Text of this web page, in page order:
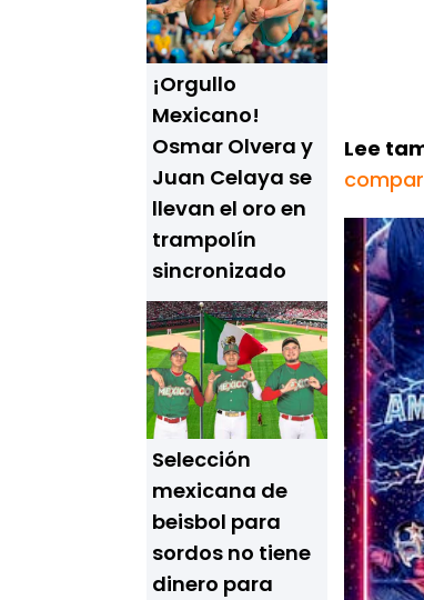
¡Orgullo
Mexicano!
Osmar Olvera y
Juan Celaya se
llevan el oro en
trampolín
sincronizado
Selección
mexicana de
beisbol para
sordos no tiene
dinero para
Lee